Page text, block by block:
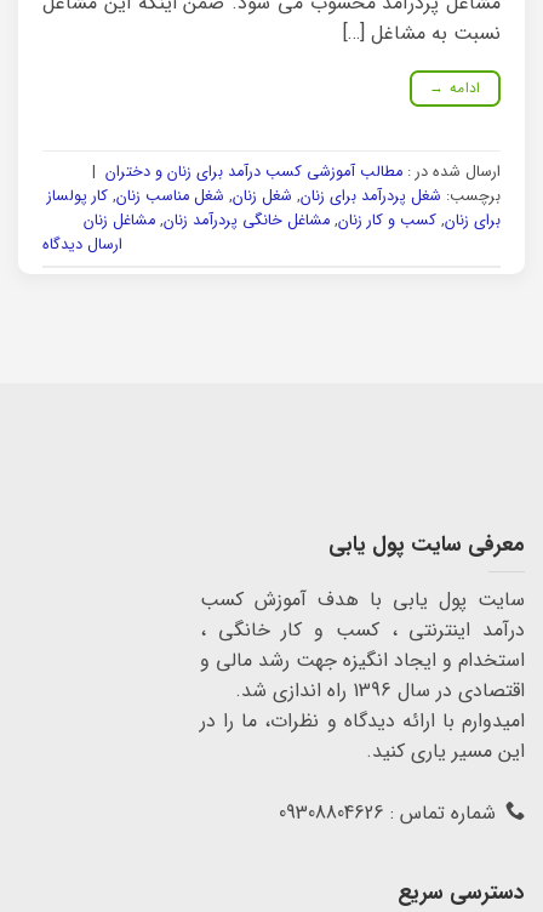
نسبت به مشاغل […]
ادامه →
ارسال شده در : مطالب آموزشی کسب درآمد برای زنان و دختران |
برچسب: شغل پردرآمد برای زنان, شغل زنان, شغل مناسب زنان, کار پولساز
برای زنان, کسب و کار زنان, مشاغل خانگی پردرآمد زنان, مشاغل زنان
ارسال دیدگاه
معرفی سایت پول یابی
سایت پول یابی با هدف آموزش کسب
درآمد اینترنتی ، کسب و کار خانگی ،
استخدام و ایجاد انگیزه جهت رشد مالی و
اقتصادی در سال 1396 راه اندازی شد.
امیدوارم با ارائه دیدگاه و نظرات، ما را در
این مسیر یاری کنید.
شماره تماس : 09308804626
دسترسی سریع